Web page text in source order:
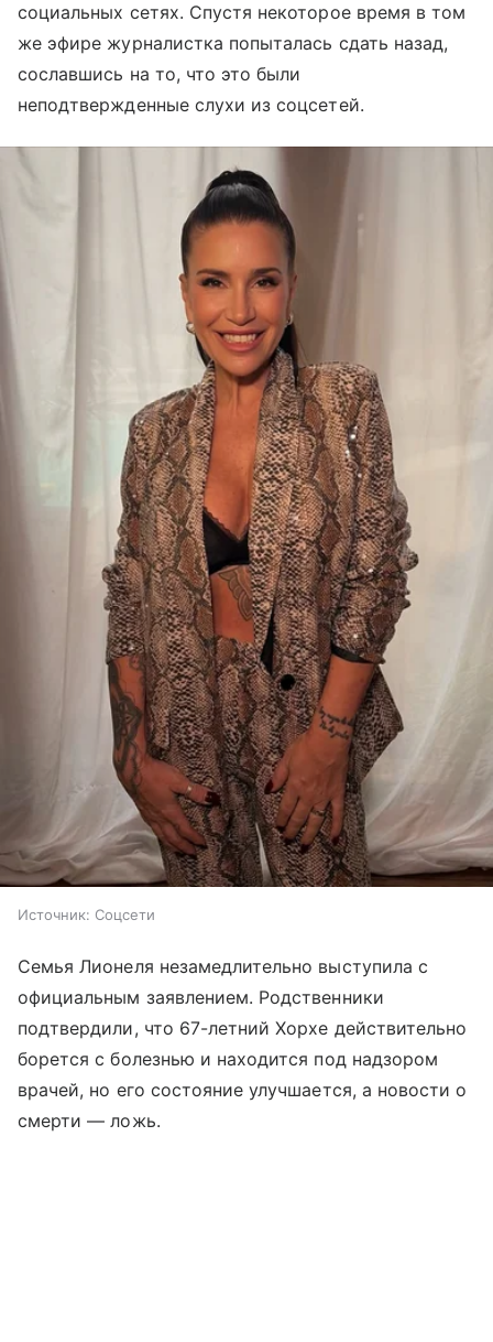
социальных сетях. Спустя некоторое время в том
же эфире журналистка попыталась сдать назад,
сославшись на то, что это были
неподтвержденные слухи из соцсетей.
Источник: Соцсети
Семья Лионеля незамедлительно выступила с
официальным заявлением. Родственники
подтвердили, что 67-летний Хорхе действительно
борется с болезнью и находится под надзором
врачей, но его состояние улучшается, а новости о
смерти — ложь.